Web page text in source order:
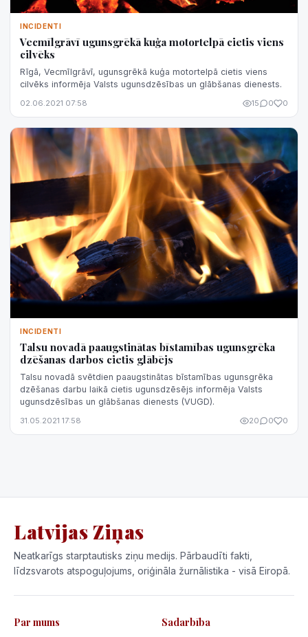
INCIDENTI
Vecmīlgrāvī ugunsgrēkā kuģa motortelpā cietis viens
cilvēks
Rīgā, Vecmīlgrāvī, ugunsgrēkā kuģa motortelpā cietis viens
cilvēks informēja Valsts ugunsdzēsības un glābšanas dienests.
02.06.2021 07:58 15 0 0
INCIDENTI
Talsu novadā paaugstinātas bīstamības ugunsgrēka
dzēšanas darbos cietis glābējs
Talsu novadā svētdien paaugstinātas bīstamības ugunsgrēka
dzēšanas darbu laikā cietis ugunsdzēsējs informēja Valsts
ugunsdzēsības un glābšanas dienests (VUGD).
31.05.2021 17:58 20 0 0
Latvijas Ziņas
Neatkarīgs starptautisks ziņu medijs. Pārbaudīti fakti,
līdzsvarots atspoguļojums, oriģināla žurnālistika - visā Eiropā.
Par mums Sadarbība